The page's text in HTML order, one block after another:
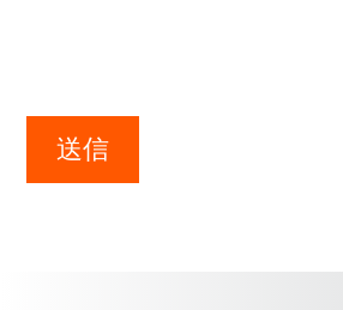
送信